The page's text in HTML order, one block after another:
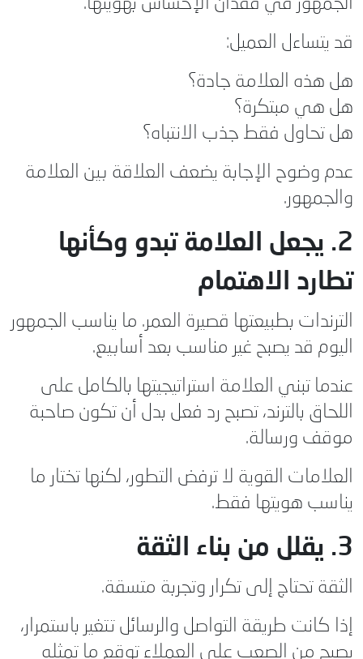
الجمهور في فقدان الإحساس بهويتها.
قد يتساءل العميل:
هل هذه العلامة جادة؟
هل هي مبتكرة؟
هل تحاول فقط جذب الانتباه؟
عدم وضوح الإجابة يضعف العلاقة بين العلامة
والجمهور.
2. يجعل العلامة تبدو وكأنها
تطارد الاهتمام
الترندات بطبيعتها قصيرة العمر. ما يناسب الجمهور
اليوم قد يصبح غير مناسب بعد أسابيع.
عندما تبني العلامة استراتيجيتها بالكامل على
اللحاق بالترند، تصبح رد فعل بدل أن تكون صاحبة
موقف ورسالة.
العلامات القوية لا ترفض التطور، لكنها تختار ما
يناسب هويتها فقط.
3. يقلل من بناء الثقة
الثقة تحتاج إلى تكرار وتجربة متسقة.
إذا كانت طريقة التواصل والرسائل تتغير باستمرار،
يصبح من الصعب على العملاء توقع ما تمثله